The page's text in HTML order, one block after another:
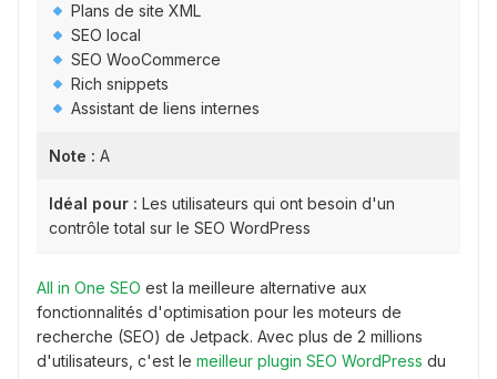
Plans de site XML
SEO local
SEO WooCommerce
Rich snippets
Assistant de liens internes
Note : A
Idéal pour : Les utilisateurs qui ont besoin d'un
contrôle total sur le SEO WordPress
All in One SEO est la meilleure alternative aux
fonctionnalités d'optimisation pour les moteurs de
recherche (SEO) de Jetpack. Avec plus de 2 millions
d'utilisateurs, c'est le meilleur plugin SEO WordPress du